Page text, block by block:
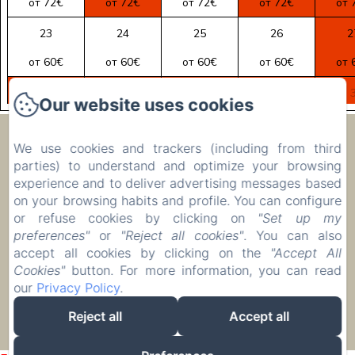
23 24 25 26
от 60€
от 60€ от 60€ от 60€ от
от 60€
00 261 32 40 513 90
Бронировать
Размещение
EN FR RU
PL
Разработано через Amenitiz
Our website uses cookies
We use cookies and trackers (including from third
parties) to understand and optimize your browsing
experience and to deliver advertising messages based
on your browsing habits and profile. You can configure
or refuse cookies by clicking on "Set up my
preferences"or "Reject all cookies". You can also
accept all cookies by clicking on the "Accept All
Cookies"button. For more information, you can read
our Privacy Policy.
Reject all
Accept all